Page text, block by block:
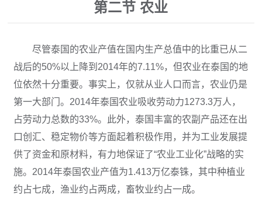
第二节 农业
尽管泰国的农业产值在国内生产总值中的比重已从二
战后的50%以上降到2014年的7.11%，但农业在泰国的地
位依然十分重要。事实上，仅就从业人口而言，农业仍是
第一大部门。2014年泰国农业吸收劳动力1273.3万人，
占劳动力总数的33%。此外，泰国丰富的农副产品还在出
口创汇、稳定物价等方面起着积极作用，并为工业发展提
供了资金和原材料，有力地保证了“农业工业化”战略的实
施。2014年泰国农业产值为1.413万亿泰铢，其中种植业
约占七成，渔业约占两成，畜牧业约占一成。